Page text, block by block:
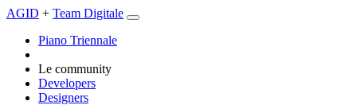
AGID + Team Digitale
Piano Triennale
Le community
Developers
Designers